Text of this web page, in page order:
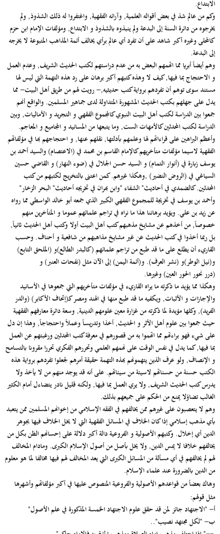
الابتداع.
وكم من عالم شذ في بعض أقواله العلمية, وآرائه الفقهية, واغتفروا له ذلك الشذوذ, ولم
يخرجوه من دائرة السنة إلى البدعة ولم ينبذوه بالشذوذ و الابتداع, ومؤلفات الإمام ابن حزم
كالمحلى وغيره أكبر شاهد على أن تفرد أي عالم برأي يخالف أئمة المذاهب المتبوعة لا يخرجه
إلى البدعة.
وهم أيضاً أبريا مما اتهمهم البعض به من عدم دراستهم لكتب الحديث الشريف, وعدم العمل
و الاحتجاج بما فيها, كيف لا وهذه كتبهم أكبر برهان على رد هذه التهمة التي ليس لها
مستند سوى توهم أن تفردهم برواية كتب حديثيه,- رويت لهم من طريق أهل البيت- مما
يدل على جهلهم بكتب الحديث المشهورة المتداولة لدى جماهير المسلمين. والواقع أنهم
جمعوا بين الدراسة لكتب أهل البيت النبوي كالمجموع الفقهي و التجريد و الأماليات, وبين
الدراسة لكتب المحدثين كالأمهات الست, وما يتبعها من المسانيد و المجاميع و المعاجم.
وأعظم البراهين على قراءاتهم لها وعلمهم بأدلتها, نقلهم عنها, و احتجاجهم بها في مؤلفاتهم
الفقهية لاسيما مؤلفات متأخريهم كالإمام القاسم بن محمد في (الاعتصام) والسيد أحمد بن
يوسف زبارة في (أنوار التمام) و السيد حسن الجلال في (ضوء النهار) و القاضي حسين
السياغي في (الروض النضير) ,وهكذا غيرهم. كمن اعتنى بالتخريج لكتبهم من كتب
المحدثين. كالضمدي في أحاديث" الشفاء "وابن بهران في تخريجه أحاديث" البحر الزخار"
وأحمد بن يوسف في تخريجة للمجموع الفقهي الكبير الذي جمعه أبو خالد الواسطي مما رواه
عن زيد بن علي. ويؤيد برهاننا هذا ما نراه في تراجم علمائهم عموما و المتأخرين منهم
خصوصاً, من أخذهم عن مشايخ مذهبهم كتب أهل البيت أولا وكتب أهل الحديث ثانياً,
بل ربما أخذوا في كتب الحديث عن غير مشايخ مذاهبهم من شافعية و أحناف. وحسب
القاريء أن يطلع على ما قد طبع من تراجم علمائهم (كالبدر الطالع)و (الملحق التابع)
و(نيل الوطر)و (نشر العرف). و(أئمة اليمن) إلى الآن مثل (نفحات العنبر) و
(درر نحور الحور العين) وغيرها.
وهكذا مما يؤيد ما ذكرته ما يراه القاريء في مؤلفات متأخريهم التي جمعوها في الأسانيد
والإجازات و الأثبات, ويكفيه ما قد طبع منها في الهند ومصر كـ(إتحاف الأكابر) (والدر
الفريد), وكلها مؤيدة لما ذكرته من غزارة معين علومهم الدينية, وسعة دائرة معارفهم الفقهية
حيث جمعوا بين علوم أهل الأثر و الحديث, أخذا وتدريساً وعملاً واحتجاجاً, وهذا إن دل
على شيء فهو براءتهم مما اتهموا به من قصورهم في معرفة كتب المحدثين ورغبتهم عن العمل
بما فيها, كما يدل في نفس الوقت على نهمهم العلمي وتحررهم الفكري تحررا مقرونا بالتسامح
و الإنصاف, ولو عرف الذين يتهمونهم بهذه التهمة حقيقة أمرهم لجعلوا تفردهم برواية هذه
الكتب حسنة من حسناتهم لاسيئة من سيئاتهم. على أنه قد يوجد منهم من لا يأخذ ولا
يدرس كتب الحديث الشريف, ولا يري العمل بما فيها, ولكنه قليل نادر يتضاءل أمام الكثير
الغالب تضاؤلا يمنع من الحكم على جميعهم بذلك.
وهم لا يتعصبون على غيرهم ممن يخالفهم في الفقه الإسلامي من إخوانهم المسلمين ممن يتعبد
بأي مذهب إسلامي إذا كان الخلاف في المسائل الفقهية التي لا يخل الخلاف فيها بجوهر
الدين أي إخلال. وكتبهم الأصولية و الفروعية دالة أكبر دلالة على إحسانهم الظن بكل من
يخالفهم خلافا لا يمس الدين, ولا يخل بأصل من أصول الإسلام الكبرى. ومادام المخالف
لهم لم يخالفهم في أي مسألة من المسائل الكبرى التي يعد المخالف لهم فيها مخالفا لما هو معلوم
من الدين بالضرورة عند علماء الإسلام.
وهاكبعضاً من قواعدهم الأصولية والفروعية المنصوص عليها في أكبر مؤلفاتهم وأشهرها
مثل قولهم:
أ- "الاجتهاد جائز لمن قد حقق علوم الاجتهاد الخمسة المذكورة في علم الأصول"
ب- "لكل مجتهد نصيب"..